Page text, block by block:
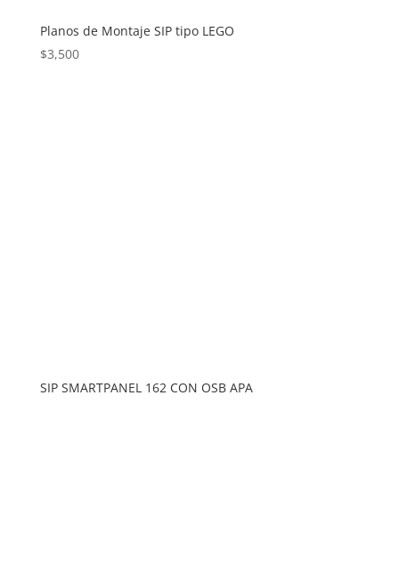
Planos de Montaje SIP tipo LEGO
$3,500
SIP SMARTPANEL 162 CON OSB APA